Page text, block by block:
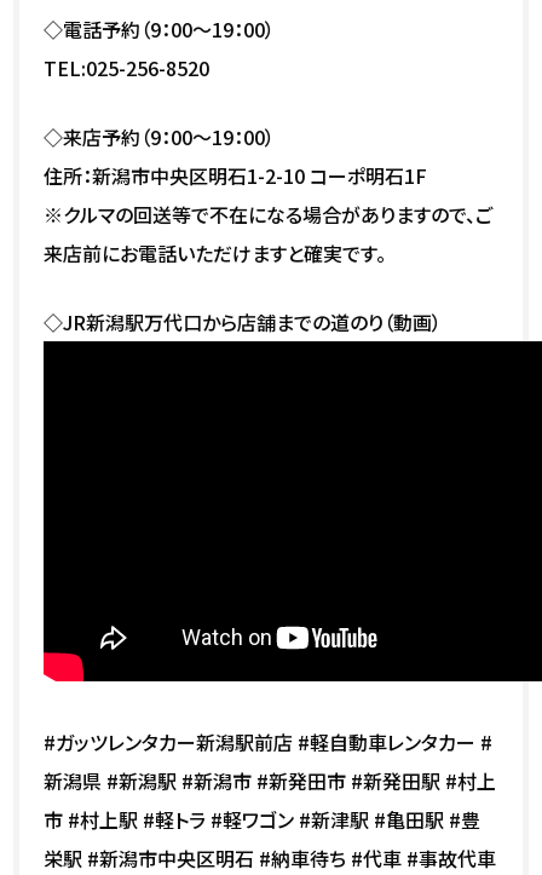
◇電話予約（9：00～19：00）
TEL:025-256-8520
◇来店予約（9：00～19：00）
住所：新潟市中央区明石1-2-10 コーポ明石1F
※クルマの回送等で不在になる場合がありますので、ご
来店前にお電話いただけますと確実です。
◇JR新潟駅万代口から店舗までの道のり（動画）
#ガッツレンタカー新潟駅前店 #軽自動車レンタカー #
新潟県 #新潟駅 #新潟市 #新発田市 #新発田駅 #村上
市 #村上駅 #軽トラ #軽ワゴン #新津駅 #亀田駅 #豊
栄駅 #新潟市中央区明石 #納車待ち #代車 #事故代車